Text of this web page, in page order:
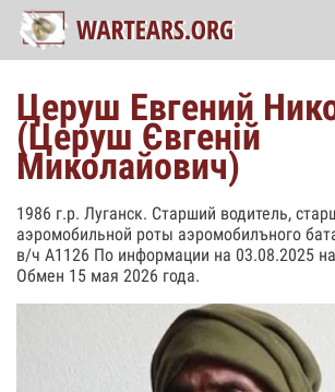
Церуш Евгений
(Церуш Євгеній
Миколайович)
1986 г.р. Луганск. Старший водитель,
аэромобильной роты аэромобилъного
в/ч А1126 По информации на 03.08.2025
Обмен 15 мая 2026 года.